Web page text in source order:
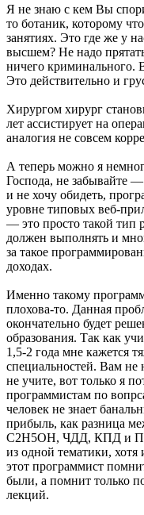
Я не знаю с кем Вы
то ботаник, которому
занятиях. Это где же у
высшем? Не надо
ничего криминального.
Это действительно и
Хирургом хирург
лет ассистирует на
аналогия не совсем
А теперь можно я
Господа, не забывайте
и не хочу обидеть,
уровне типовых веб-
— это просто такой тип
должен выполнять и
за такое
доходах.
Именно такому
плохова-то. Данная
окончательно будет
образования. Так как
1,5-2 года мне кажется
специальностей. Вам
не учите, вот только я
программистам по
человек не знает
прибыль, как разница
С2H5OH, ЧДД, КПД и
из одной тематики,
этот программист
были, а помнит только
лекций.